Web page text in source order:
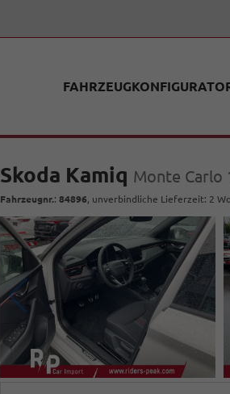
Skoda Kamiq Monte Carlo
Fahrzeugnr.:84896, unverbindliche Lieferzeit: 2